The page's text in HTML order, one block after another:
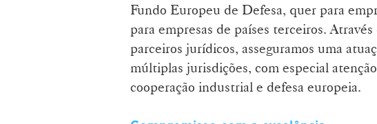
Fundo Europeu de Defesa, quer para
para empresas de países terceiros.
parceiros jurídicos, asseguramos uma
múltiplas jurisdições, com especial
cooperação industrial e defesa europeia.